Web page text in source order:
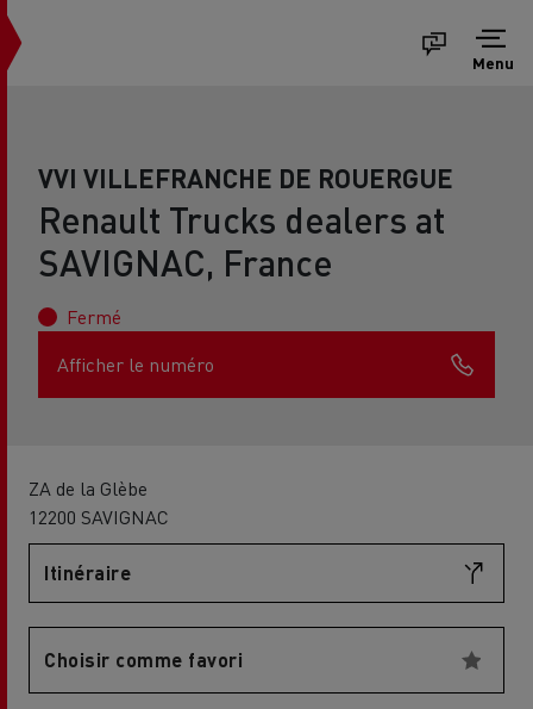
Menu
VVI VILLEFRANCHE DE ROUERGUE
Renault Trucks dealers at
SAVIGNAC, France
Fermé
Afficher le numéro
ZA de la Glèbe
12200 SAVIGNAC
Itinéraire
Choisir comme favori